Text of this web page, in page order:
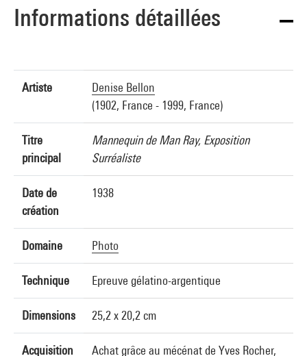
Informations détaillées
Artiste
Denise Bellon
(1902, France - 1999, France)
Titre
principal
Mannequin de Man Ray, Exposition
Surréaliste
Date de
création
1938
Domaine Photo
Technique Epreuve gélatino-argentique
Dimensions 25,2 x 20,2 cm
Acquisition Achat grâce au mécénat de Yves Rocher,